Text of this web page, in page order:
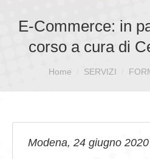
ASSOCIAZIONE
ISCRIZIONE E
E-Commerce: in
corso a cura di
Home SERVIZI
Modena, 24 giugno 2020